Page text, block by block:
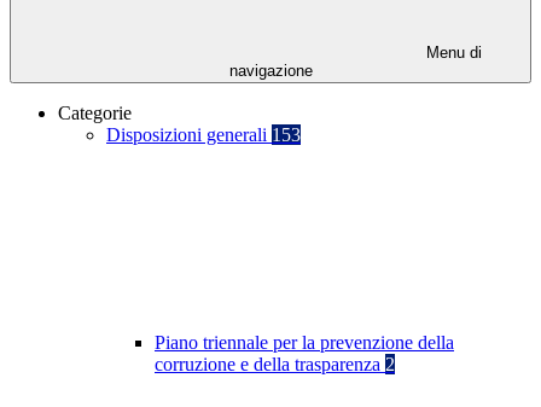
Menu di
navigazione
Categorie
Disposizioni generali 153
Piano triennale per la prevenzione della
corruzione e della trasparenza 2